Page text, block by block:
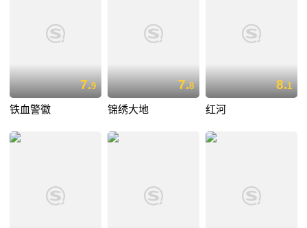
7.9
铁血警徽
7.8
锦绣大地
8.1
红河